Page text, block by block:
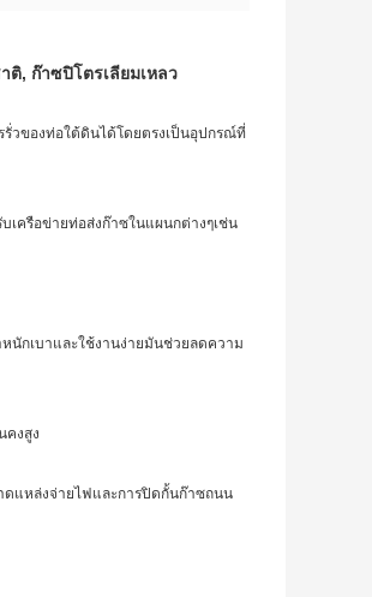
, ก๊าซปิโตรเลียมเหลว
วของท่อใต้ดินได้โดยตรงเป็นอุปกรณ์ที่
เครือข่ายท่อส่งก๊าซในแผนกต่างๆเช่น
นักเบาและใช้งานง่ายมันช่วยลดความ
คงสูง
ดแหล่งจ่ายไฟและการปิดกั้นก๊าซถนน